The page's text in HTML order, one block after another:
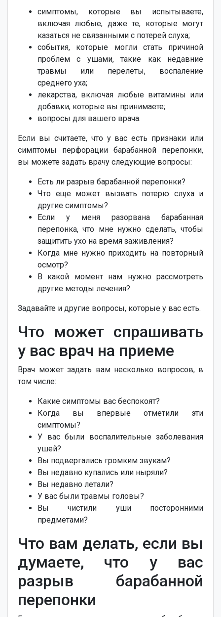
симптомы, которые вы испытываете,
включая любые, даже те, которые могут
казаться не связанными с потерей слуха;
события, которые могли стать причиной
проблем с ушами, такие как недавние
травмы или перелеты, воспаление
среднего уха;
лекарства, включая любые витамины или
добавки, которые вы принимаете;
вопросы для вашего врача.
Если вы считаете, что у вас есть признаки или
симптомы перфорации барабанной перепонки,
вы можете задать врачу следующие вопросы:
Есть ли разрыв барабанной перепонки?
Что еще может вызвать потерю слуха и
другие симптомы?
Если у меня разорвана барабанная
перепонка, что мне нужно сделать, чтобы
защитить ухо на время заживления?
Когда мне нужно приходить на повторный
осмотр?
В какой момент нам нужно рассмотреть
другие методы лечения?
Задавайте и другие вопросы, которые у вас есть.
Что может спрашивать
у вас врач на приеме
Врач может задать вам несколько вопросов, в
том числе:
Какие симптомы вас беспокоят?
Когда вы впервые отметили эти
симптомы?
У вас были воспалительные заболевания
ушей?
Вы подвергались громким звукам?
Вы недавно купались или ныряли?
Вы недавно летали?
У вас были травмы головы?
Вы чистили уши посторонними
предметами?
Что вам делать, если вы
думаете, что у вас
разрыв барабанной
перепонки